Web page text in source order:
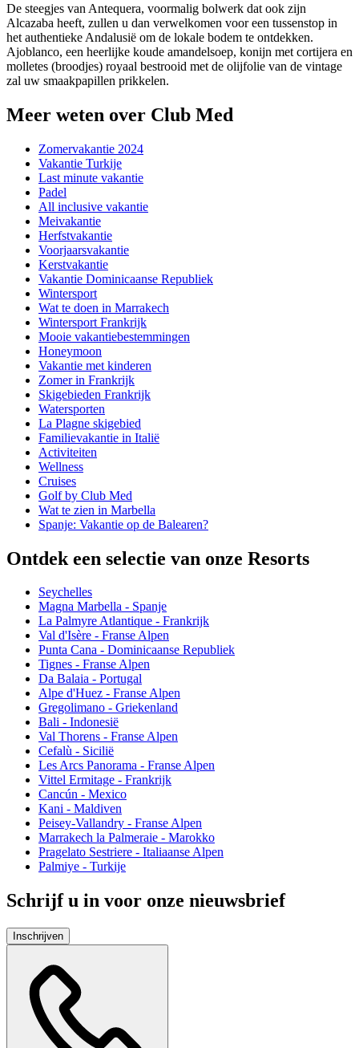
De steegjes van Antequera, voormalig bolwerk dat ook zijn
Alcazaba heeft, zullen u dan verwelkomen voor een tussenstop in
het authentieke Andalusië om de lokale bodem te ontdekken.
Ajoblanco, een heerlijke koude amandelsoep, konijn met cortijera en
molletes (broodjes) royaal bestrooid met de olijfolie van de vintage
zal uw smaakpapillen prikkelen.
Meer weten over Club Med
Zomervakantie 2024
Vakantie Turkije
Last minute vakantie
Padel
All inclusive vakantie
Meivakantie
Herfstvakantie
Voorjaarsvakantie
Kerstvakantie
Vakantie Dominicaanse Republiek
Wintersport
Wat te doen in Marrakech
Wintersport Frankrijk
Mooie vakantiebestemmingen
Honeymoon
Vakantie met kinderen
Zomer in Frankrijk
Skigebieden Frankrijk
Watersporten
La Plagne skigebied
Familievakantie in Italië
Activiteiten
Wellness
Cruises
Golf by Club Med
Wat te zien in Marbella
Spanje: Vakantie op de Balearen?
Ontdek een selectie van onze Resorts
Seychelles
Magna Marbella - Spanje
La Palmyre Atlantique - Frankrijk
Val d'Isère - Franse Alpen
Punta Cana - Dominicaanse Republiek
Tignes - Franse Alpen
Da Balaia - Portugal
Alpe d'Huez - Franse Alpen
Gregolimano - Griekenland
Bali - Indonesië
Val Thorens - Franse Alpen
Cefalù - Sicilië
Les Arcs Panorama - Franse Alpen
Vittel Ermitage - Frankrijk
Cancún - Mexico
Kani - Maldiven
Peisey-Vallandry - Franse Alpen
Marrakech la Palmeraie - Marokko
Pragelato Sestriere - Italiaanse Alpen
Palmiye - Turkije
Schrijf u in voor onze nieuwsbrief
Inschrijven